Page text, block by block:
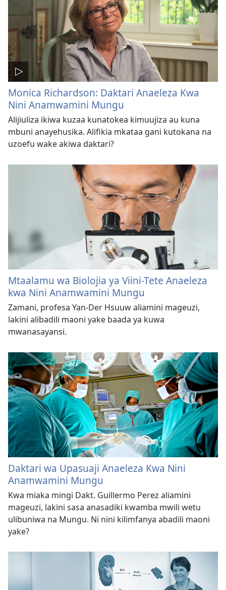
Monica Richardson: Daktari Anaeleza Kwa
Nini Anamwamini Mungu
Alijiuliza ikiwa kuzaa kunatokea kimuujiza au kuna
mbuni anayehusika. Alifikia mkataa gani kutokana na
uzoefu wake akiwa daktari?
Mtaalamu wa Biolojia ya Viini-Tete Anaeleza
kwa Nini Anamwamini Mungu
Zamani, profesa Yan-Der Hsuuw aliamini mageuzi,
lakini alibadili maoni yake baada ya kuwa
mwanasayansi.
Daktari wa Upasuaji Anaeleza Kwa Nini
Anamwamini Mungu
Kwa miaka mingi Dakt. Guillermo Perez aliamini
mageuzi, lakini sasa anasadiki kwamba mwili wetu
ulibuniwa na Mungu. Ni nini kilimfanya abadili maoni
yake?